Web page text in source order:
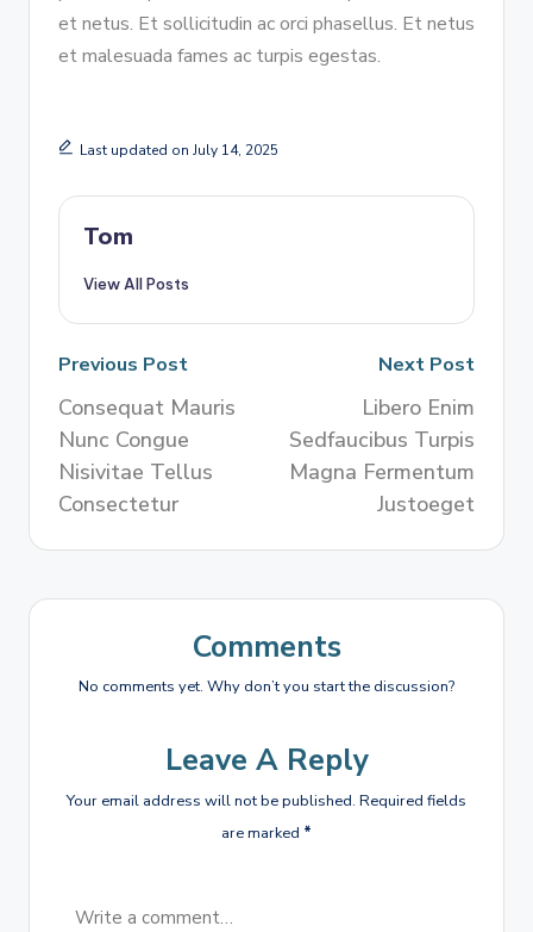
et netus. Et sollicitudin ac orci phasellus. Et netus
et malesuada fames ac turpis egestas.
Last updated on July 14, 2025
Tom
View All Posts
Previous Post
Consequat Mauris
Nunc Congue
Nisivitae Tellus
Consectetur
Next Post
Libero Enim
Sedfaucibus Turpis
Magna Fermentum
Justoeget
Comments
No comments yet. Why don’t you start the discussion?
Leave A Reply
Your email address will not be published. Required fields
are marked *